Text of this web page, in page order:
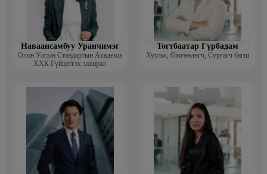
Наваансамбуу Уранчимэг
Олон Улсын Стандартын Академи
ХХК Гүйцэтгэх захирал
Тогтбаатар Гүрбадам
Хуульч, Өмгөөлөгч, Сургагч багш